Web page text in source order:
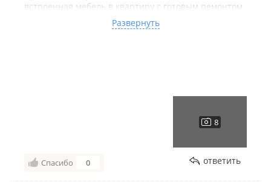
встроенная мебель в квартиру с готовым ремонтом
и абсолютно все комнаты мы оборудовали мебелью
от Венеции. Это были разной сложности проекты,
именно сотрудников Венеции нам удалось
задействованы 2 компании: Венеция и Прайм
шкафы в прихожей, 2 тв зоны и консоль были
Развернуть
Спасибо 0 ответить